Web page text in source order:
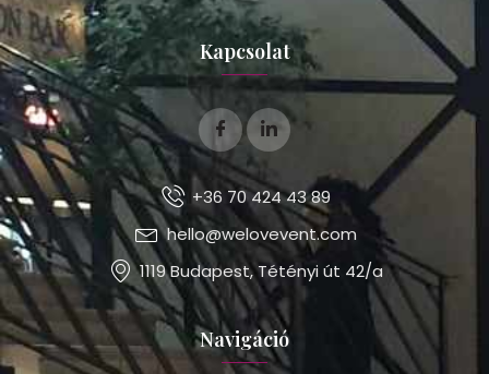
Kapcsolat
+36 70 424 43 89
hello@welovevent.com
1119 Budapest, Tétényi út 42/a
Navigáció